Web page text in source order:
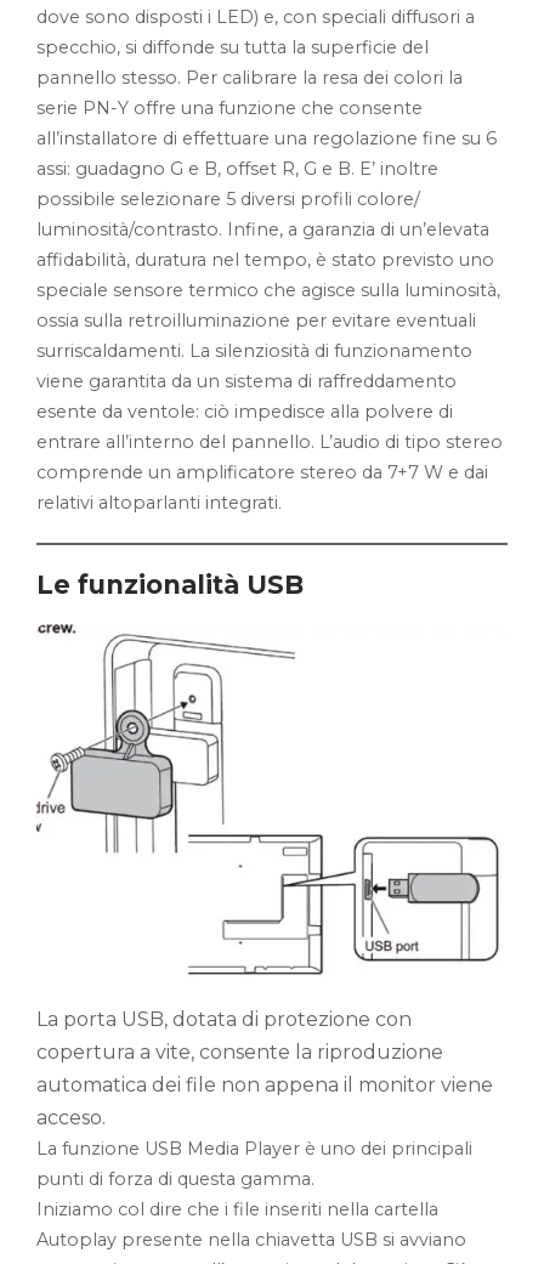
dove sono disposti i LED) e, con speciali diffusori a
specchio, si diffonde su tutta la superficie del
pannello stesso. Per calibrare la resa dei colori la
serie PN-Y offre una funzione che consente
all’installatore di effettuare una regolazione fine su 6
assi: guadagno G e B, offset R, G e B. E’ inoltre
possibile selezionare 5 diversi profili colore/
luminosità/contrasto. Infine, a garanzia di un’elevata
affidabilità, duratura nel tempo, è stato previsto uno
speciale sensore termico che agisce sulla luminosità,
ossia sulla retroilluminazione per evitare eventuali
surriscaldamenti. La silenziosità di funzionamento
viene garantita da un sistema di raffreddamento
esente da ventole: ciò impedisce alla polvere di
entrare all’interno del pannello. L’audio di tipo stereo
comprende un amplificatore stereo da 7+7 W e dai
relativi altoparlanti integrati.
Le funzionalità USB
La porta USB, dotata di protezione con
copertura a vite, consente la riproduzione
automatica dei file non appena il monitor viene
acceso.
La funzione USB Media Player è uno dei principali
punti di forza di questa gamma.
Iniziamo col dire che i file inseriti nella cartella
Autoplay presente nella chiavetta USB si avviano